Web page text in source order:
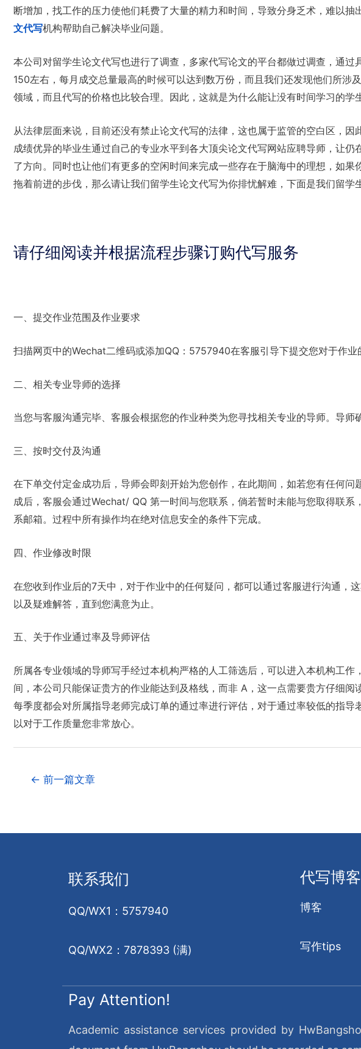
断增加，找工作的压力使他们耗费了大量的精力和时间，导致分身乏术，难以抽
文代写机构帮助自己解决毕业问题。
本公司对留学生论文代写也进行了调查，多家代写论文的平台都做过调查，通
150左右，每月成交总量最高的时候可以达到数万份，而且我们还发现他们所涉
领域，而且代写的价格也比较合理。因此，这就是为什么能让没有时间学习的学
从法律层面来说，目前还没有禁止论文代写的法律，这也属于监管的空白区，
成绩优异的毕业生通过自己的专业水平到各大顶尖论文代写网站应聘导师，让
了方向。同时也让他们有更多的空闲时间来完成一些存在于脑海中的理想，如果
拖着前进的步伐，那么请让我们留学生论文代写为你排忧解难，下面是我们留学
请仔细阅读并根据流程步骤订购代写服务
一、提交作业范围及作业要求
扫描网页中的Wechat二维码或添加QQ：5757940在客服引导下提交您对于作业
二、相关专业导师的选择
当您与客服沟通完毕、客服会根据您的作业种类为您寻找相关专业的导师。导师
三、按时交付及沟通
在下单交付定金成功后，导师会即刻开始为您创作，在此期间，如若您有任何
成后，客服会通过Wechat/ QQ 第一时间与您联系，倘若暂时未能与您取得联系
系邮箱。过程中所有操作均在绝对信息安全的条件下完成。
四、作业修改时限
在您收到作业后的7天中，对于作业中的任何疑问，都可以通过客服进行沟通，
以及疑难解答，直到您满意为止。
五、关于作业通过率及导师评估
所属各专业领域的导师写手经过本机构严格的人工筛选后，可以进入本机构工
间，本公司只能保证贵方的作业能达到及格线，而非 A，这一点需要贵方仔细阅
每季度都会对所属指导老师完成订单的通过率进行评估，对于通过率较低的指
以对于工作质量您非常放心。
← 前一篇文章
联系我们
QQ/WX1：5757940
QQ/WX2：7878393 (满)
代写博客
博客
写作tips
Pay Attention!
Academic assistance services provided by